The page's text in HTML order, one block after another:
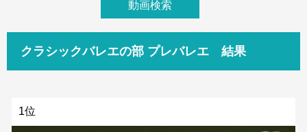
クラシックバレエの部 プレバレエ 結果
1位